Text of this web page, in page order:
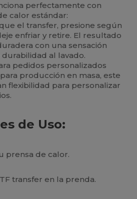
perfectamente con
calor estándar:
el transfer, presione según
enfriar y retire. El resultado
con una sensación
al lavado.
pedidos personalizados
producción en masa, este
flexibilidad para personalizar
de Uso:
prensa de calor.
transfer en la prenda.